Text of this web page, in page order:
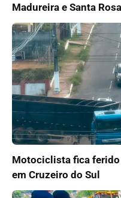
Madureira e Santa
Motociclista fica
em Cruzeiro do Sul